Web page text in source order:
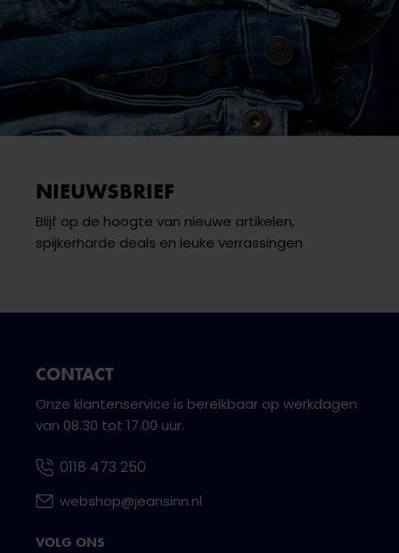
NIEUWSBRIEF
Blijf op de hoogte van nieuwe artikelen,
spijkerharde deals en leuke verrassingen
CONTACT
Onze klantenservice is bereikbaar op werkdagen
van 08.30 tot 17.00 uur.
0118 473 250
webshop@jeansinn.nl
VOLG ONS